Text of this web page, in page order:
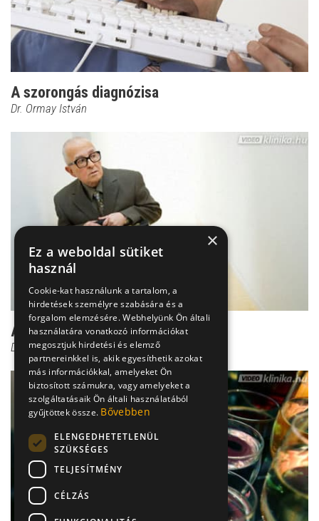
A szorongás diagnózisa
Dr. Ormay István
A szorongás kezelése
Dr. Ormay István
×
Ez a weboldal sütiket
használ
Cookie-kat használunk a tartalom, a
hirdetések személyre szabására és a
forgalom elemzésére. Webhelyünk Ön általi
használatára vonatkozó információkat
megosztjuk hirdetési és elemző
partnereinkkel is, akik egyesíthetik azokat
más információkkal, amelyeket Ön
biztosított számukra, vagy amelyeket a
szolgáltatásaik Ön általi használatából
gyűjtöttek össze. Bővebben
ELENGEDHETETLENÜL
SZÜKSÉGES
TELJESÍTMÉNY
CÉLZÁS